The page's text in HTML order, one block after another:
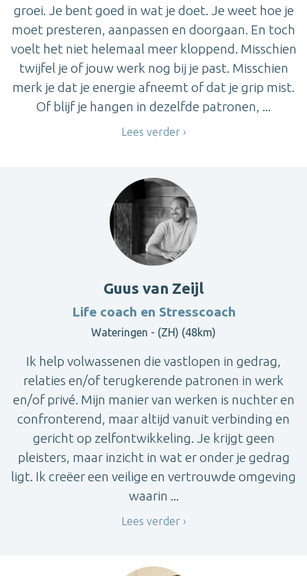
groei. Je bent goed in wat je doet. Je weet hoe je
moet presteren, aanpassen en doorgaan. En toch
voelt het niet helemaal meer kloppend. Misschien
twijfel je of jouw werk nog bij je past. Misschien
merk je dat je energie afneemt of dat je grip mist.
Of blijf je hangen in dezelfde patronen, ...
Lees verder
Guus van Zeijl
Life coach en Stresscoach
Wateringen - (ZH) (48km)
Ik help volwassenen die vastlopen in gedrag,
relaties en/of terugkerende patronen in werk
en/of privé. Mijn manier van werken is nuchter en
confronterend, maar altijd vanuit verbinding en
gericht op zelfontwikkeling. Je krijgt geen
pleisters, maar inzicht in wat er onder je gedrag
ligt. Ik creëer een veilige en vertrouwde omgeving
waarin ...
Lees verder